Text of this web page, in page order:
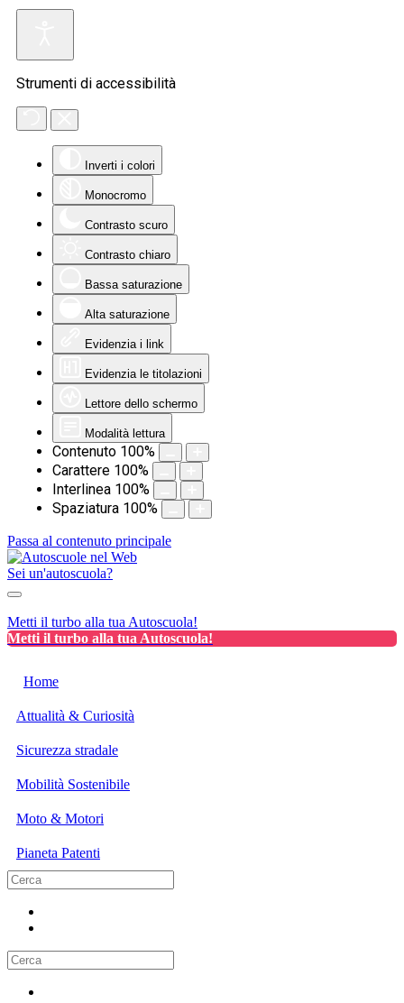
Strumenti di accessibilità
Inverti i colori
Monocromo
Contrasto scuro
Contrasto chiaro
Bassa saturazione
Alta saturazione
Evidenzia i link
Evidenzia le titolazioni
Lettore dello schermo
Modalità lettura
Contenuto 100%
Carattere 100%
Interlinea 100%
Spaziatura 100%
Passa al contenuto principale
Sei un'autoscuola?
Metti il turbo alla tua Autoscuola!
Metti il turbo alla tua Autoscuola!
Home
Attualità & Curiosità
Sicurezza stradale
Mobilità Sostenibile
Moto & Motori
Pianeta Patenti